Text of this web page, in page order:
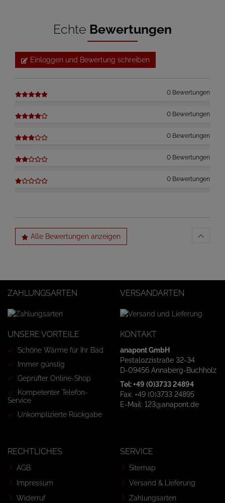
Echte Bewertungen
Einloggen und Bewertung schreiben
0 Bewertungen
0 Bewertungen
0 Bewertungen
0 Bewertungen
0 Bewertungen
Alle Bewertungen anzeigen
ZAHLUNGSARTEN VERSANDARTEN
UNSERE VORTEILE
Schöne Wärme für Ihr Bad
Immer günstig
Geprüfter Online-Shop
Kompetenter Telefon-
Service
Unkomplizierte Rückgabe
KONTAKT
anapont GmbH
Pestalozzistraße 32-34
D-09456 Annaberg-Buchholz
Tel: +49 (0)3733 24894
Fax: +49 (0)3733 24895
E-Mail: 123@anapont.de
RECHTLICHES
AGB
Impressum
Widerruf
SERVICE
Sitemap
Versand & Lieferung
Zahlungsarten